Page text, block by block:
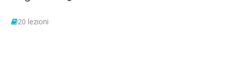
20 lezioni